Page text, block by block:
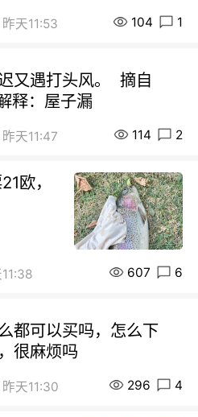
昨天11:53 104 1
又遇打头风。 摘自
释：屋子漏
昨天11:47 114 2
欧，
607 6
都可以买吗，怎么下
很麻烦吗
昨天11:30 296 4